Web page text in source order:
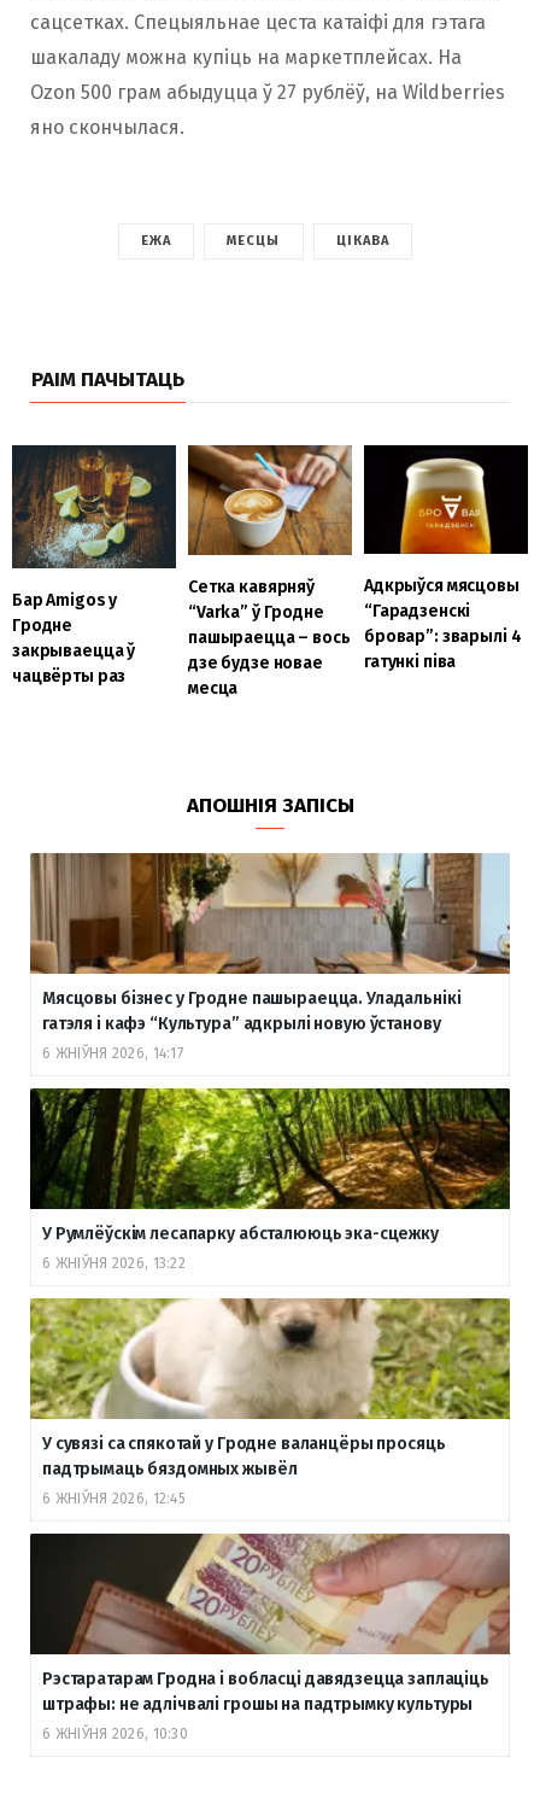
сацсетках. Спецыяльнае цеста катаіфі для гэтага
шакаладу можна купіць на маркетплейсах. На
Ozon 500 грам абыдуцца ў 27 рублёў, на Wildberries
яно скончылася.
ЕЖА МЕСЦЫ ЦІКАВА
РАІМ ПАЧЫТАЦЬ
Бар Amigos у
Гродне
закрываецца ў
чацвёрты раз
Сетка кавярняў
“Varka” ў Гродне
пашыраецца – вось
дзе будзе новае
месца
Адкрыўся мясцовы
“Гарадзенскі
бровар”: зварылі 4
гатункі піва
АПОШНІЯ ЗАПІСЫ
Мясцовы бізнес у Гродне пашыраецца. Уладальнікі
гатэля і кафэ “Культура” адкрылі новую ўстанову
6 ЖНІЎНЯ 2026, 14:17
У Румлёўскім лесапарку абсталююць эка-сцежку
6 ЖНІЎНЯ 2026, 13:22
У сувязі са спякотай у Гродне валанцёры просяць
падтрымаць бяздомных жывёл
6 ЖНІЎНЯ 2026, 12:45
Рэстаратарам Гродна і вобласці давядзецца заплаціць
штрафы: не адлічвалі грошы на падтрымку культуры
6 ЖНІЎНЯ 2026, 10:30